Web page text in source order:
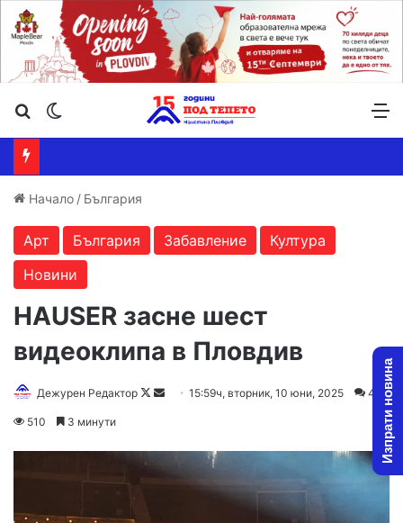
Търсене ...
Начало / България
Арт България Забавление
Култура
Новини
HAUSER засне шест
видеоклипа в Пловдив
Дежурен Редактор
Follow
Send15:59ч, вторник, 10 юни, 2025 4
510 3 минути Изпрати новина